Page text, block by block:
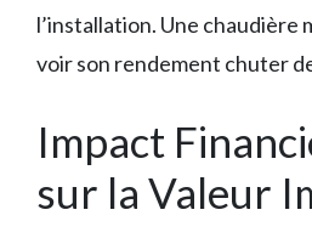
l’installation. Une chaudière
voir son rendement chuter
Impact
sur la Valeur